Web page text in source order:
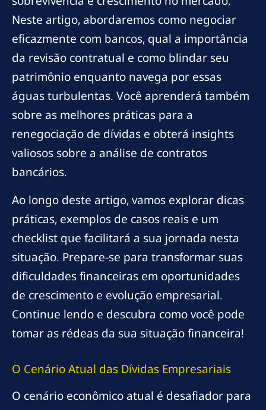
Neste artigo, abordaremos como negociar
eficazmente com bancos, qual a importância
da revisão contratual e como blindar seu
patrimônio enquanto navega por essas
águas turbulentas. Você aprenderá também
sobre as melhores práticas para a
renegociação de dívidas e obterá insights
valiosos sobre a análise de contratos
bancários.
Ao longo deste artigo, vamos explorar dicas
práticas, exemplos de casos reais e um
checklist que facilitará a sua jornada nesta
situação. Prepare-se para transformar suas
dificuldades financeiras em oportunidades
de crescimento e evolução empresarial.
Continue lendo e descubra como você pode
tomar as rédeas da sua situação financeira!
O Cenário Atual das Dívidas Empresariais
O cenário econômico atual é desafiador para